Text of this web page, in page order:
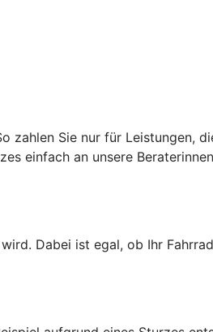
zahlen Sie nur für Leistungen,
einfach an unsere
Dabei ist egal, ob Ihr